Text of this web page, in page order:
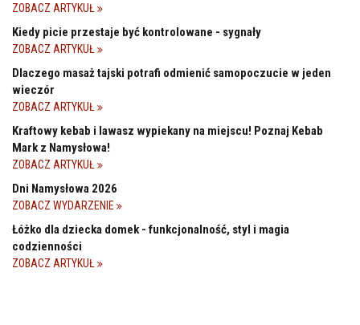
ZOBACZ ARTYKUŁ
Kiedy picie przestaje być kontrolowane - sygnały
ZOBACZ ARTYKUŁ
Dlaczego masaż tajski potrafi odmienić samopoczucie w jeden
wieczór
ZOBACZ ARTYKUŁ
Kraftowy kebab i lawasz wypiekany na miejscu! Poznaj Kebab
Mark z Namysłowa!
ZOBACZ ARTYKUŁ
Dni Namysłowa 2026
ZOBACZ WYDARZENIE
Łóżko dla dziecka domek - funkcjonalność, styl i magia
codzienności
ZOBACZ ARTYKUŁ